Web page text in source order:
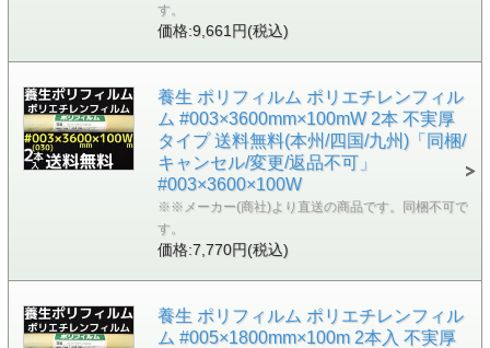
す。
価格:9,661円(税込)
養生 ポリフィルム ポリエチレンフィル
ム #003×3600mm×100mW 2本 不実厚
タイプ 送料無料(本州/四国/九州)「同梱/
キャンセル/変更/返品不可」
#003×3600×100W
※※メーカー(商社)より直送の商品です。同梱不可で
す。
価格:7,770円(税込)
養生 ポリフィルム ポリエチレンフィル
ム #005×1800mm×100m 2本入 不実厚